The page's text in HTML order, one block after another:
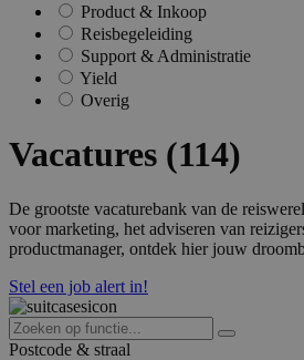
Product & Inkoop
Reisbegeleiding
Support & Administratie
Yield
Overig
Vacatures (114)
De grootste vacaturebank van de
voor marketing, het adviseren van
productmanager, ontdek hier jouw
Stel een job alert in!
Postcode & straal